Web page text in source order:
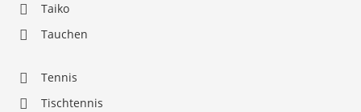
Taiko
Tauchen
Tennis
Tischtennis